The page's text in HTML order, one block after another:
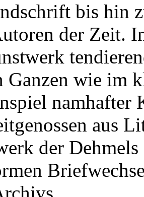
bis hin
der Zeit.
Ganzen wie im
aus
der